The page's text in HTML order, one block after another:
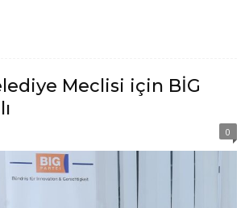
Meclisi için BİG
0